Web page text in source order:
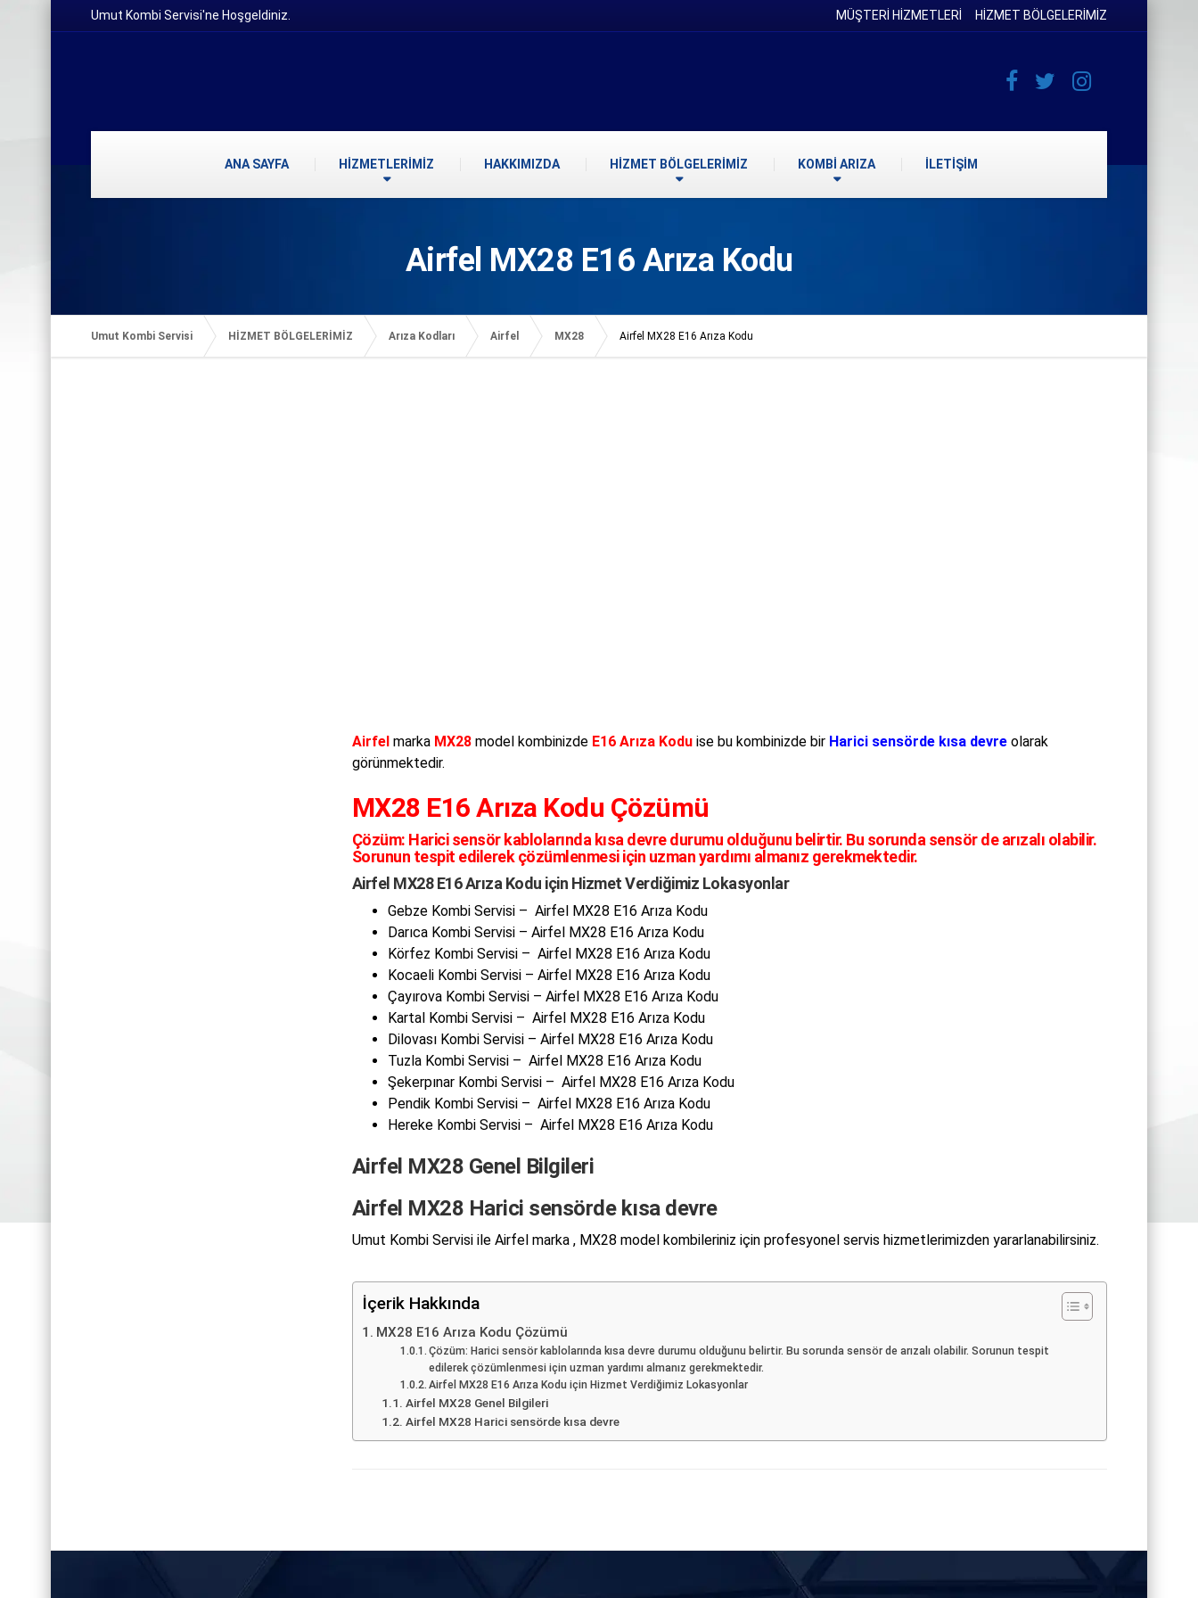
Umut Kombi Servisi'ne Hoşgeldiniz. MÜŞTERİ HİZMETLERİ HİZMET BÖLGELERİMİZ
ANA SAYFA HİZMETLERİMİZ HAKKIMIZDA HİZMET BÖLGELERİMİZ KOMBİ ARIZA İLETİŞİM
Airfel MX28 E16 Arıza Kodu
Umut Kombi Servisi HİZMET BÖLGELERİMİZ Arıza Kodları Airfel MX28 Airfel MX28 E16 Arıza Kodu
Airfelmarka MX28model kombinizde E16 Arıza Koduise bu kombinizde bir Harici sensörde kısa devreolarak
görünmektedir.
MX28 E16 Arıza Kodu Çözümü
Çözüm: Harici sensör kablolarında kısa devre durumu olduğunu belirtir. Bu sorunda sensör de arızalı olabilir.
Sorunun tespit edilerek çözümlenmesi için uzman yardımı almanız gerekmektedir.
Airfel MX28 E16 Arıza Kodu için Hizmet Verdiğimiz Lokasyonlar
Gebze Kombi Servisi – Airfel MX28 E16 Arıza Kodu
Darıca Kombi Servisi – Airfel MX28 E16 Arıza Kodu
Körfez Kombi Servisi – Airfel MX28 E16 Arıza Kodu
Kocaeli Kombi Servisi – Airfel MX28 E16 Arıza Kodu
Çayırova Kombi Servisi – Airfel MX28 E16 Arıza Kodu
Kartal Kombi Servisi – Airfel MX28 E16 Arıza Kodu
Dilovası Kombi Servisi – Airfel MX28 E16 Arıza Kodu
Tuzla Kombi Servisi – Airfel MX28 E16 Arıza Kodu
Şekerpınar Kombi Servisi – Airfel MX28 E16 Arıza Kodu
Pendik Kombi Servisi – Airfel MX28 E16 Arıza Kodu
Hereke Kombi Servisi – Airfel MX28 E16 Arıza Kodu
Airfel MX28 Genel Bilgileri
Airfel MX28 Harici sensörde kısa devre
Umut Kombi Servisi ile Airfel marka , MX28 model kombileriniz için profesyonel servis hizmetlerimizden yararlanabilirsiniz.
İçerik Hakkında
MX28 E16 Arıza Kodu Çözümü
Çözüm: Harici sensör kablolarında kısa devre durumu olduğunu belirtir. Bu sorunda sensör de arızalı olabilir. Sorunun tespit
edilerek çözümlenmesi için uzman yardımı almanız gerekmektedir.
Airfel MX28 E16 Arıza Kodu için Hizmet Verdiğimiz Lokasyonlar
Airfel MX28 Genel Bilgileri
Airfel MX28 Harici sensörde kısa devre